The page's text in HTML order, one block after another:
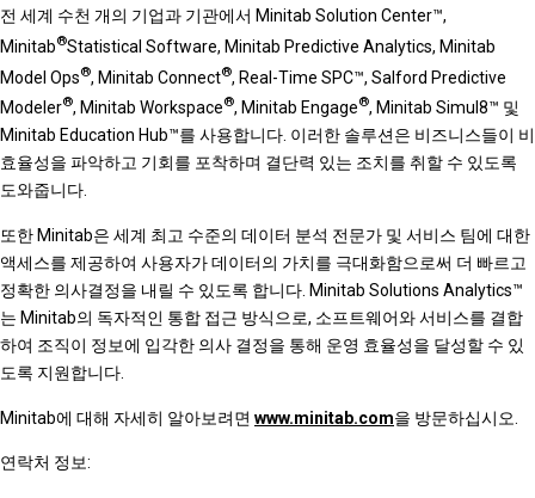
전 세계 수천 개의 기업과 기관에서 Minitab Solution Center™,
Minitab®Statistical Software, Minitab Predictive Analytics, Minitab
Model Ops®, Minitab Connect®, Real-Time SPC™, Salford Predictive
Modeler®, Minitab Workspace®, Minitab Engage®, Minitab Simul8™ 및
Minitab Education Hub™를 사용합니다. 이러한 솔루션은 비즈니스들이 비
효율성을 파악하고 기회를 포착하며 결단력 있는 조치를 취할 수 있도록
도와줍니다.
또한 Minitab은 세계 최고 수준의 데이터 분석 전문가 및 서비스 팀에 대한
액세스를 제공하여 사용자가 데이터의 가치를 극대화함으로써 더 빠르고
정확한 의사결정을 내릴 수 있도록 합니다. Minitab Solutions Analytics™
는 Minitab의 독자적인 통합 접근 방식으로, 소프트웨어와 서비스를 결합
하여 조직이 정보에 입각한 의사 결정을 통해 운영 효율성을 달성할 수 있
도록 지원합니다.
Minitab에 대해 자세히 알아보려면 www.minitab.com을 방문하십시오.
연락처 정보: